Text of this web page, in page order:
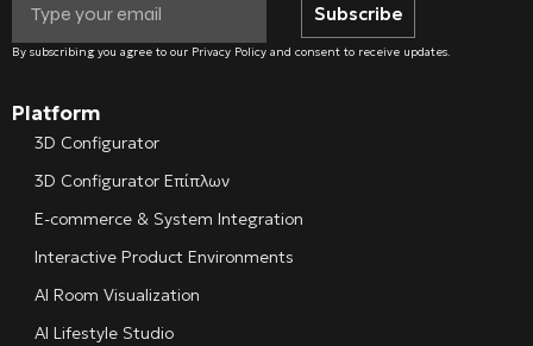
Subscribe
By subscribing you agree to our Privacy Policy and consent to receive updates.
Platform
3D Configurator
3D Configurator Επίπλων
E-commerce & System Integration
Interactive Product Environments
AI Room Visualization
AI Lifestyle Studio